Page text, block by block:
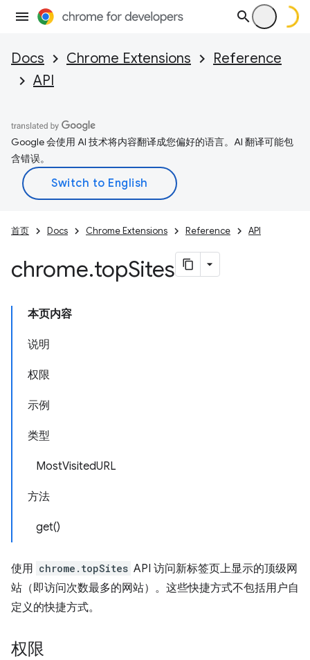
Docs Chrome Extensions
Reference
API
Google 会使用 AI 技术将内容翻译成您偏好的语言。AI 翻译可能包
含错误。
首页 Docs Chrome Extensions Reference API
chrome.topSites
本页内容
说明
权限
示例
类型
MostVisitedURL
方法
get()
使用 chrome.topSites API 访问新标签页上显示的顶级网
站（即访问次数最多的网站）。这些快捷方式不包括用户自
定义的快捷方式。
权限